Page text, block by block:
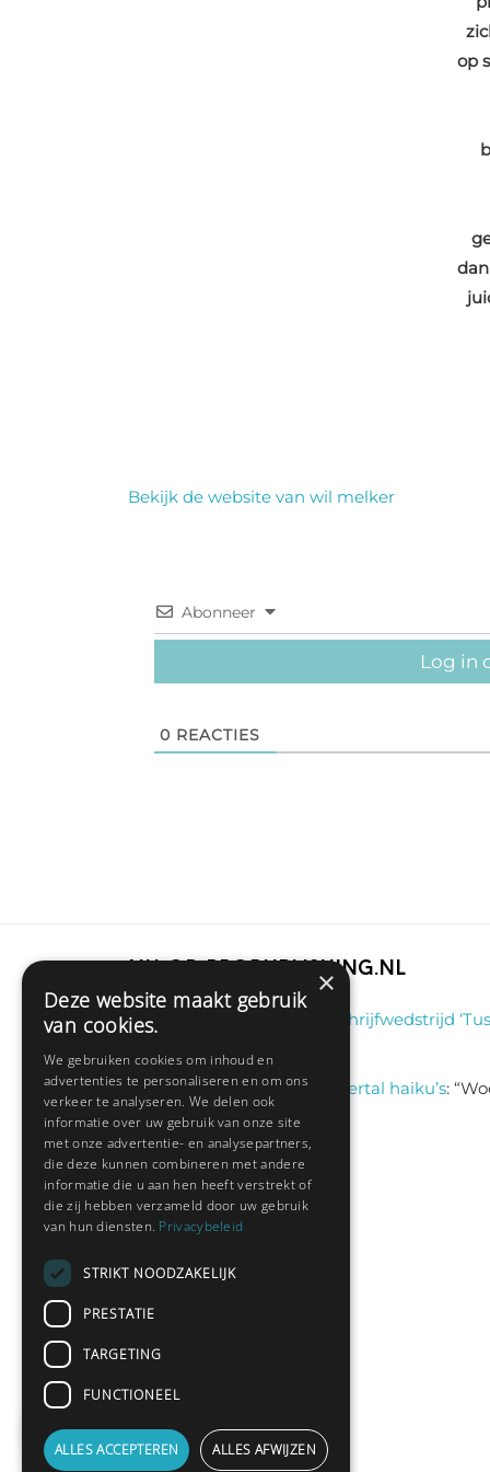
op
Bekijk de website van wil melker
Abonneer
Log in
0 REACTIES
Nu op Propublishing.nl
on Winnaar schrijfwedstrijd
Sas schrijftonEen viertal haiku’s: “
jul 9, 13:46
Nieuwste leden:
Barnabasje
Hedianne
Desi198830
yvespf
×
Deze website maakt gebruik
van cookies.
We gebruiken cookies om inhoud en
advertenties te personaliseren en om ons
verkeer te analyseren. We delen ook
informatie over uw gebruik van onze site
met onze advertentie- en analysepartners,
die deze kunnen combineren met andere
informatie die u aan hen heeft verstrekt of
die zij hebben verzameld door uw gebruik
van hun diensten. Privacybeleid
STRIKT NOODZAKELIJK
PRESTATIE
TARGETING
FUNCTIONEEL
ALLES ACCEPTEREN ALLES AFWIJZEN